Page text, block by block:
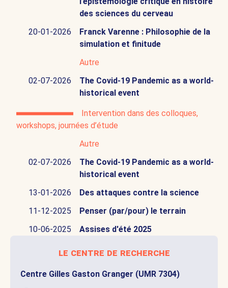
des sciences du cerveau
20-01-2026
Franck Varenne : Philosophie de la
simulation et finitude
Autre
02-07-2026
The Covid-19 Pandemic as a world-
historical event
Intervention dans des colloques,
workshops, journées d’étude
Autre
02-07-2026
The Covid-19 Pandemic as a world-
historical event
13-01-2026
Des attaques contre la science
11-12-2025
Penser (par/pour) le terrain
10-06-2025
Assises d'été 2025
le centre de recherche
Centre Gilles Gaston Granger (UMR 7304)